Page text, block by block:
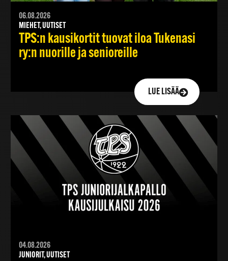
06.08.2026
MIEHET, UUTISET
TPS:n kausikortit tuovat iloa Tukenasi
ry:n nuorille ja senioreille
LUE LISÄÄ
04.08.2026
JUNIORIT, UUTISET